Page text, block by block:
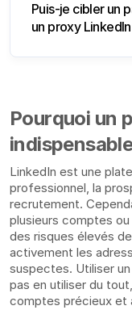
Puis-je cibler un
un proxy
Pourquoi un
LinkedIn est une
professionnel, la
recrutement.
plusieurs comptes
des risques élevés
activement les
suspectes. Utiliser
pas en utiliser du
comptes précieux et